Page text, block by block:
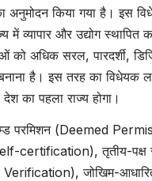
अनुमोदन किया गया है। इस
में व्यापार और उद्योग स्थापित
को अधिक सरल, पारदर्शी,
है। इस तरह का विधेयक
का पहला राज्य होगा।
परमिशन (Deemed
certification), तृतीय-पक्ष
जोखिम-आधारित